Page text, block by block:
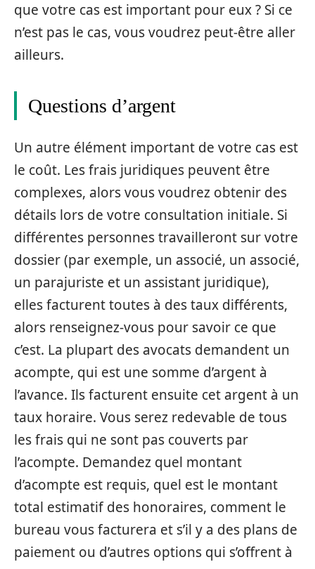
que votre cas est important pour eux ? Si ce
n’est pas le cas, vous voudrez peut-être aller
ailleurs.
Questions d’argent
Un autre élément important de votre cas est
le coût. Les frais juridiques peuvent être
complexes, alors vous voudrez obtenir des
détails lors de votre consultation initiale. Si
différentes personnes travailleront sur votre
dossier (par exemple, un associé, un associé,
un parajuriste et un assistant juridique),
elles facturent toutes à des taux différents,
alors renseignez-vous pour savoir ce que
c’est. La plupart des avocats demandent un
acompte, qui est une somme d’argent à
l’avance. Ils facturent ensuite cet argent à un
taux horaire. Vous serez redevable de tous
les frais qui ne sont pas couverts par
l’acompte. Demandez quel montant
d’acompte est requis, quel est le montant
total estimatif des honoraires, comment le
bureau vous facturera et s’il y a des plans de
paiement ou d’autres options qui s’offrent à